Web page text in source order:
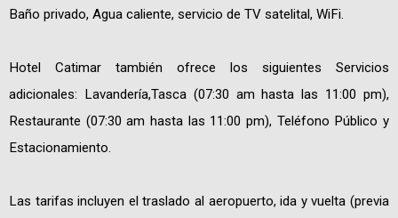
Baño privado, Agua caliente, servicio de TV satelital, WiFi.
Hotel Catimar también ofrece los siguientes Servicios
adicionales: Lavandería,Tasca (07:30 am hasta las 11:00 pm),
Restaurante (07:30 am hasta las 11:00 pm), Teléfono Público y
Estacionamiento.
Las tarifas incluyen el traslado al aeropuerto, ida y vuelta (previa